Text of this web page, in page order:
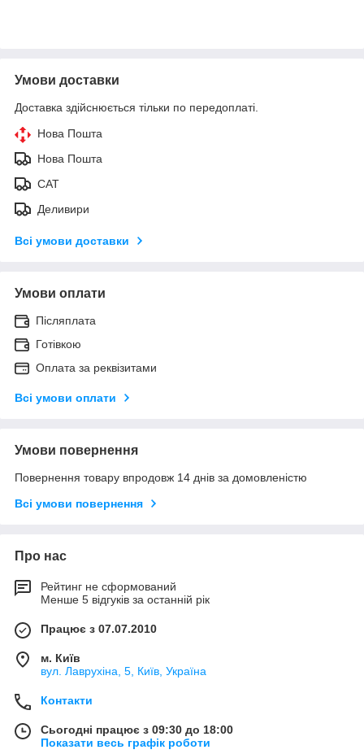
Умови доставки
Доставка здійснюється тільки по передоплаті.
Нова Пошта
Нова Пошта
САТ
Деливири
Всі умови доставки
Умови оплати
Післяплата
Готівкою
Оплата за реквізитами
Всі умови оплати
Умови повернення
Повернення товару впродовж 14 днів за домовленістю
Всі умови повернення
Про нас
Рейтинг не сформований
Менше 5 відгуків за останній рік
Працює з 07.07.2010
м. Київ
вул. Лаврухіна, 5, Київ, Україна
Контакти
Сьогодні працює з 09:30 до 18:00
Показати весь графік роботи